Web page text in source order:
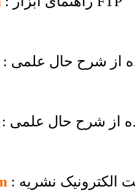
از شرح حال علمی
از شرح حال علمی
الکترونیک نشریه